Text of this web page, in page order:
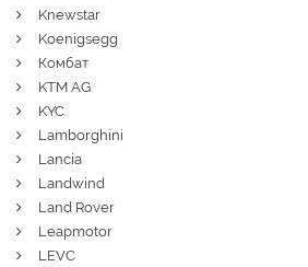
Knewstar
Koenigsegg
Комбат
KTM AG
KYC
Lamborghini
Lancia
Landwind
Land Rover
Leapmotor
LEVC